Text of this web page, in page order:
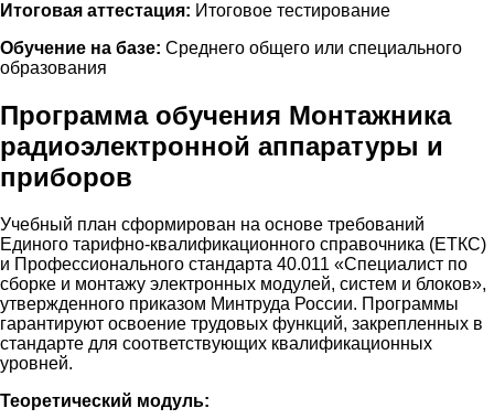
Итоговая аттестация: Итоговое тестирование
Обучение на базе: Среднего общего или специального
образования
Программа обучения Монтажника
радиоэлектронной аппаратуры и
приборов
Учебный план сформирован на основе требований
Единого тарифно-квалификационного справочника (ЕТКС)
и Профессионального стандарта 40.011 «Специалист по
сборке и монтажу электронных модулей, систем и блоков»,
утвержденного приказом Минтруда России. Программы
гарантируют освоение трудовых функций, закрепленных в
стандарте для соответствующих квалификационных
уровней.
Теоретический модуль: